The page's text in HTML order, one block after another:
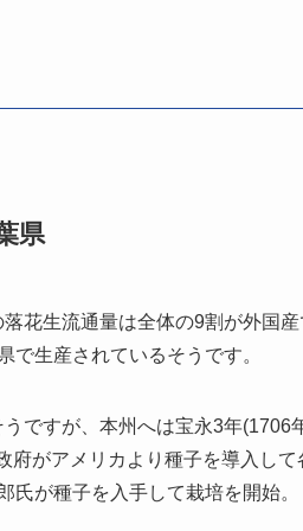
県
花生流通量は全体の9割が外国
で生産されているそうです。
ですが、本州へは宝永3年(1706
府がアメリカより種子を導入し
が種子を入手して栽培を開始。